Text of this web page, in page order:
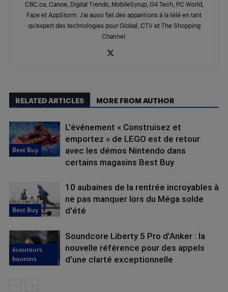
CBC.ca, Canoe, Digital Trends, MobileSyrup, G4 Tech, PC World,
Faze et AppStorm. J’ai aussi fait des apparitions à la télé en tant
qu’expert des technologies pour Global, CTV et The Shopping
Channel.
RELATED ARTICLES MORE FROM AUTHOR
Best Buy
L'événement « Construisez et
emportez » de LEGO est de retour
avec les démos Nintendo dans
certains magasins Best Buy
Best Buy
10 aubaines de la rentrée incroyables à
ne pas manquer lors du Méga solde
d'été
écouteurs
boutons
Soundcore Liberty 5 Pro d’Anker : la
nouvelle référence pour des appels
d’une clarté exceptionnelle